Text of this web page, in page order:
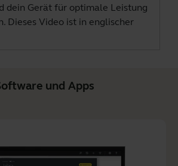
dein Gerät für optimale Leistung
Dieses Video ist in englischer
und Apps